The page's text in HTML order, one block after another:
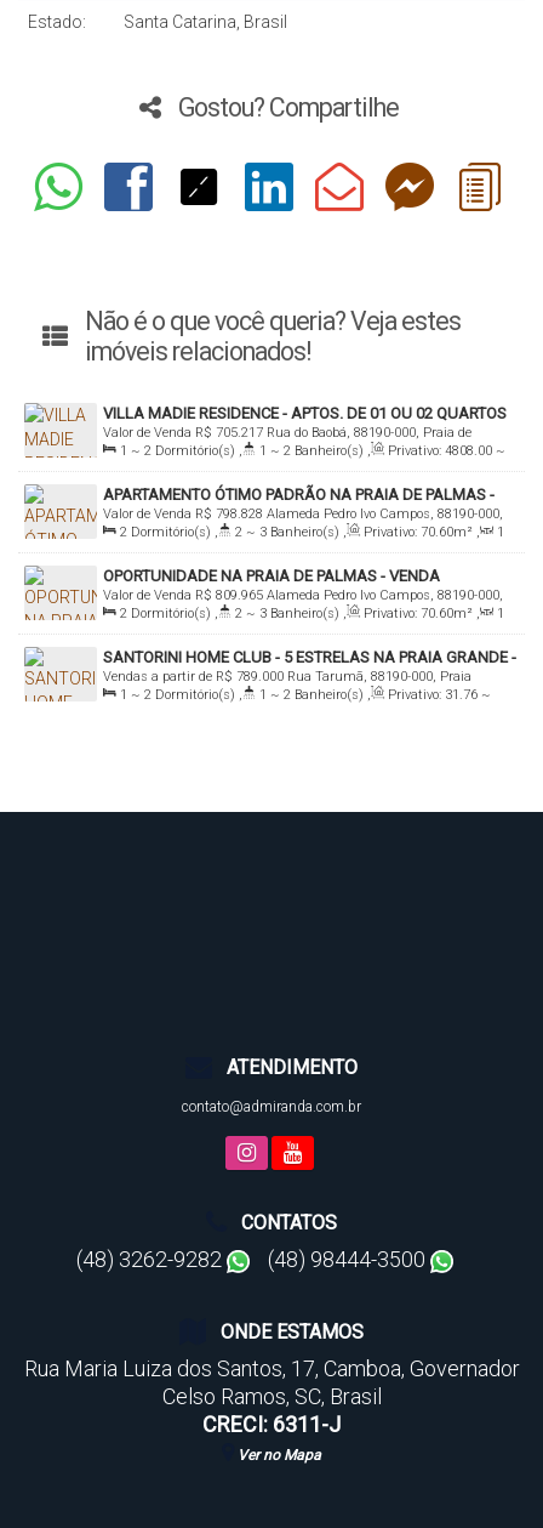
Estado: Santa Catarina, Brasil
Gostou? Compartilhe
Não é o que você queria? Veja estes
imóveis relacionados!
VILLA MADIE RESIDENCE - APTOS. DE 01 OU 02 QUARTOS
NA PRAIA DE PALMAS
R$ 705.217
Valor de Venda
Rua do Baobá, 88190-000, Praia de
Palmas, Governador Celso Ramos, Santa Catarina, Brasil
1 ~ 2 Dormitório(s) , 1 ~ 2 Banheiro(s) , Privativo: 4808.00 ~
5944.00m² , 1 Sala(s) , 1 Suíte(s) , Total: 4808.00~
5944.00m² , 1 Vaga(s) , 650mDistância do Mar , Útil: 4808.00
~ 5944.00m²
APARTAMENTO ÓTIMO PADRÃO NA PRAIA DE PALMAS -
VENDA
R$ 798.828
Valor de Venda
Alameda Pedro Ivo Campos, 88190-000,
Praia de Palmas, Governador Celso Ramos, Santa Catarina, Brasil
2 Dormitório(s) , 2 ~ 3 Banheiro(s) , Privativo: 70.60m² ,
1
Sala(s) , 2 Suíte(s) , Total: 83.10m² , 1 Vaga(s) ,
500m
Distância do Mar , Útil: 70.60 m²
OPORTUNIDADE NA PRAIA DE PALMAS - VENDA
R$ 809.965
Valor de Venda
Alameda Pedro Ivo Campos, 88190-000,
Praia de Palmas, Governador Celso Ramos, Santa Catarina, Brasil
2 Dormitório(s) , 2 ~ 3 Banheiro(s) , Privativo: 70.60m² ,
1
Sala(s) , 2 Suíte(s) , Total: 83.10m² , 1 Vaga(s) ,
500m
Distância do Mar , Útil: 70 .60m²
SANTORINI HOME CLUB - 5 ESTRELAS NA PRAIA GRANDE -
VENDA
R$ 789.000
Vendas a partir de
Rua Tarumã, 88190-000, Praia
Grande, Governador Celso Ramos, Santa Catarina, Brasil
1 ~ 2 Dormitório(s) , 1 ~ 2 Banheiro(s) , Privativo: 31 .76 ~
ATENDIMENTO
contato@admiranda.com.br
CONTATOS
(48) 3262-9282 (48) 98444-3500
ONDE ESTAMOS
Rua Maria Luiza dos Santos, 17, Camboa, Governador
Celso Ramos, SC, Brasil
CRECI: 6311-J
Ver no Mapa